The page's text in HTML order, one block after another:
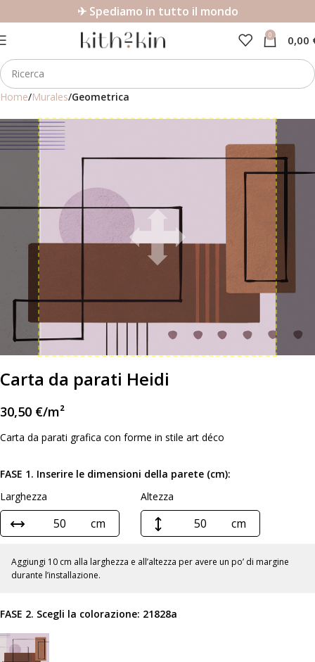
✈ Spediamo in tutto il mondo
0 0,00
Home Murales Geometrica
Carta da parati Heidi
30,50 €/m²
Carta da parati grafica con forme in stile art déco
FASE 1. Inserire le dimensioni della parete (cm):
Larghezza
cm
Altezza
cm
Aggiungi 10 cm alla larghezza e all’altezza per avere un po’ di margine
durante l’installazione.
FASE 2. Scegli la colorazione: 21828a